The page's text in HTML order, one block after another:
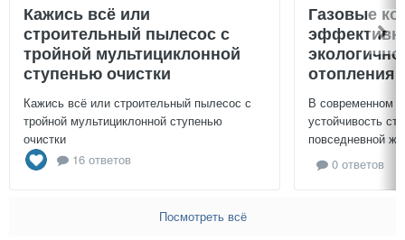
Кажись всё или
строительный пылесос с
тройной мультициклонной
ступенью очистки
Кажись всё или строительный пылесос с
тройной мультициклонной ступенью
очистки
16 ответов
Газовые
отопления
В современном
устойчивость
повседневной
0 ответов
Посмотреть всё